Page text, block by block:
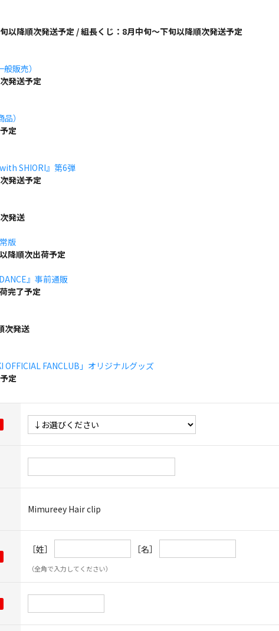
以降順次発送予定 / 組長くじ：8月中旬～下旬以降順次発送予定
販売）
発送予定
）
定
SHIORI』第6弾
発送予定
発送
版
降順次出荷予定
』事前通販
完了予定
次発送
OFFICIAL FANCLUB」オリジナルグッズ
定
Mimureey Hair clip
［姓］ ［名］
（全角で入力してください）